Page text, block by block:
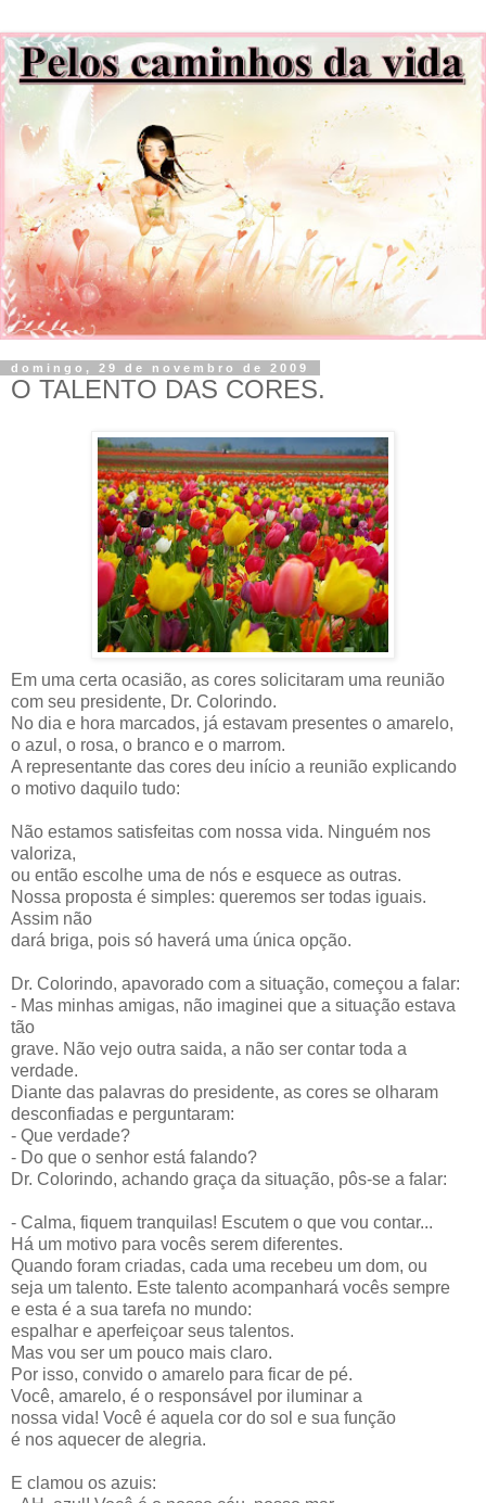
domingo, 29 de novembro de 2009
O TALENTO DAS CORES.
Em uma certa ocasião, as cores solicitaram uma reunião
com seu presidente, Dr. Colorindo.
No dia e hora marcados, já estavam presentes o amarelo,
o azul, o rosa, o branco e o marrom.
A representante das cores deu início a reunião explicando
o motivo daquilo tudo:
Não estamos satisfeitas com nossa vida. Ninguém nos
valoriza,
ou então escolhe uma de nós e esquece as outras.
Nossa proposta é simples: queremos ser todas iguais.
Assim não
dará briga, pois só haverá uma única opção.
Dr. Colorindo, apavorado com a situação, começou a falar:
- Mas minhas amigas, não imaginei que a situação estava
tão
grave. Não vejo outra saida, a não ser contar toda a
verdade.
Diante das palavras do presidente, as cores se olharam
desconfiadas e perguntaram:
- Que verdade?
- Do que o senhor está falando?
Dr. Colorindo, achando graça da situação, pôs-se a falar:
- Calma, fiquem tranquilas! Escutem o que vou contar...
Há um motivo para vocês serem diferentes.
Quando foram criadas, cada uma recebeu um dom, ou
seja um talento. Este talento acompanhará vocês sempre
e esta é a sua tarefa no mundo:
espalhar e aperfeiçoar seus talentos.
Mas vou ser um pouco mais claro.
Por isso, convido o amarelo para ficar de pé.
Você, amarelo, é o responsável por iluminar a
nossa vida! Você é aquela cor do sol e sua função
é nos aquecer de alegria.
E clamou os azuis: